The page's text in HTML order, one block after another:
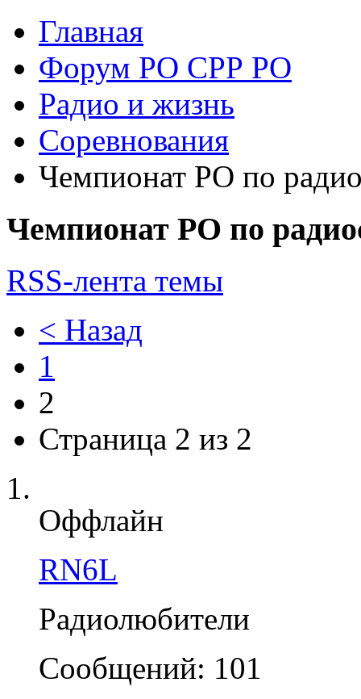
Главная
Форум РО СРР РО
Радио и жизнь
Соревнования
Чемпионат РО по
Чемпионат РО по
RSS-лента темы
< Назад
1
2
Страница 2 из 2
Оффлайн
RN6L
Радиолюбители
Сообщений: 101